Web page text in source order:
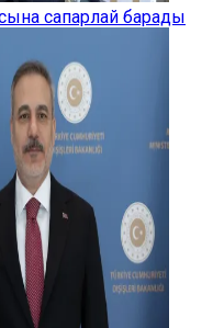
сапарлай барады